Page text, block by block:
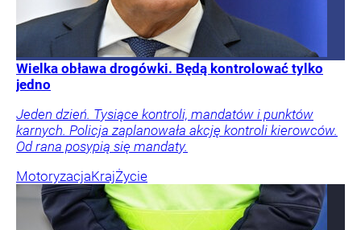
Wielka obława drogówki. Będą kontrolować tylko
jedno
Jeden dzień. Tysiące kontroli, mandatów i punktów
karnych. Policja zaplanowała akcję kontroli kierowców.
Od rana posypią się mandaty.
MotoryzacjaKrajŻycie